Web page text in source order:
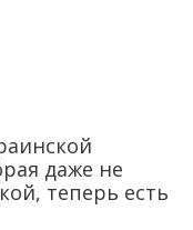
даже не
теперь есть